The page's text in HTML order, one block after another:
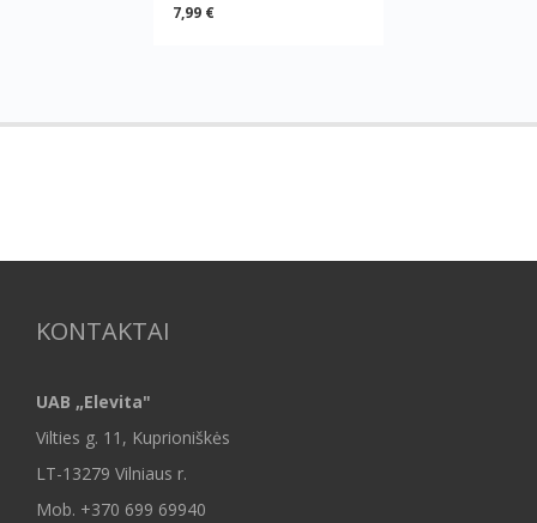
7,99 €
KONTAKTAI
UAB „Elevita"
Vilties g. 11, Kuprioniškės
LT-13279 Vilniaus r.
Mob. +370 699 69940